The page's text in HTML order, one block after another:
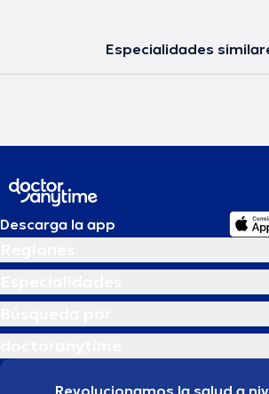
Especialidades
Descarga la app